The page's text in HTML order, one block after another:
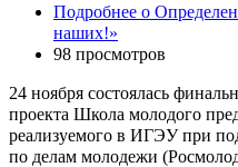
Подробнее о
наших!»
98 просмотров
24 ноября состоялась
проекта Школа молодого
реализуемого в ИГЭУ при
по делам молодежи